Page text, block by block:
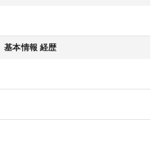
基本情報 経歴